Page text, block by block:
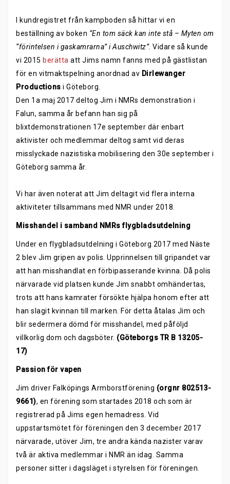
I kundregistret från kampboden så hittar vi en
beställning av boken “En tom säck kan inte stå – Myten om
“förintelsen i gaskamrarna” i Auschwitz”. Vidare så kunde
vi 2015 berätta att Jims namn fanns med på gästlistan
för en vitmaktspelning anordnad av Dirlewanger
Productions i Göteborg.
Den 1a maj 2017 deltog Jim i NMRs demonstration i
Falun, samma år befann han sig på
blixtdemonstrationen 17e september där enbart
aktivister och medlemmar deltog samt vid deras
misslyckade nazistiska mobilisering den 30e september i
Göteborg samma år.
Vi har även noterat att Jim deltagit vid flera interna
aktiviteter tillsammans med NMR under 2018.
Misshandel i samband NMRs flygbladsutdelning
Under en flygbladsutdelning i Göteborg 2017 med Näste
2 blev Jim gripen av polis. Upprinnelsen till gripandet var
att han misshandlat en förbipasserande kvinna. Då polis
närvarade vid platsen kunde Jim snabbt omhändertas,
trots att hans kamrater försökte hjälpa honom efter att
han slagit kvinnan till marken. För detta åtalas Jim och
blir sedermera dömd för misshandel, med påföljd
villkorlig dom och dagsböter. (Göteborgs TR B 13205-
17)
Passion för vapen
Jim driver Falköpings Armborstförening (orgnr 802513-
9661), en förening som startades 2018 och som är
registrerad på Jims egen hemadress. Vid
uppstartsmötet för föreningen den 3 december 2017
närvarade, utöver Jim, tre andra kända nazister varav
två är aktiva medlemmar i NMR än idag. Samma
personer sitter i dagsläget i styrelsen för föreningen.